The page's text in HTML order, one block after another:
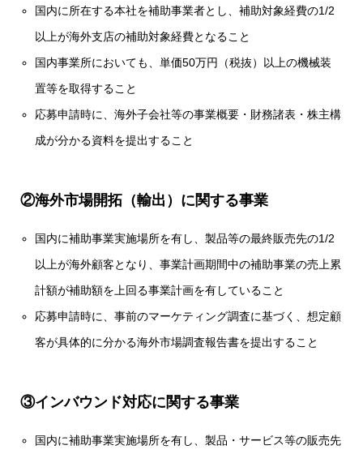
国内に所在する本社を補助事業者とし、補助対象経費の1/2
以上が海外支店の補助対象経費となること
国内事業所においても、単価50万円（税抜）以上の機械装
置等を取得すること
応募申請時に、海外子会社等の事業概要・財務諸表・株主構
成が分かる資料を提出すること
②海外市場開拓（輸出）に関する事業
国内に補助事業実施場所を有し、製品等の最終販売先の1/2
以上が海外顧客となり、事業計画期間中の補助事業の売上累
計額が補助額を上回る事業計画を有していること
応募申請時に、事前のマーケティング調査に基づく、想定顧
客が具体的に分かる海外市場調査報告書を提出すること
③インバウンド対応に関する事業
国内に補助事業実施場所を有し、製品・サービス等の販売先